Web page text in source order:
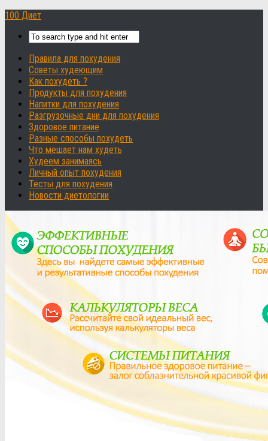
100 Диет
Правила для похудения
Советы худеющим
Как похудеть ?
Продукты для похудения
Напитки для похудения
Разгрузочные дни для похудения
Здоровое питание
Разные способы похудеть
Что мешает нам худеть
Худеем занимаясь
Личный опыт похудения
Тесты для похудения
Новости диетологии